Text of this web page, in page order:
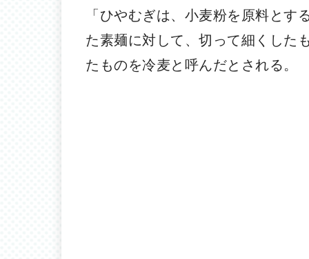
「ひやむぎは、小麦粉を原料と
た素麺に対して、切って細くした
たものを冷麦と呼んだとされる。